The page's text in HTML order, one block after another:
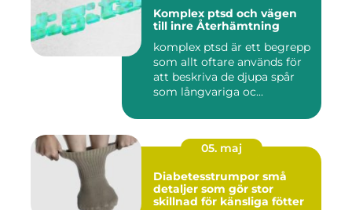
Komplex ptsd och vägen
till inre Återhämtning
komplex ptsd är ett begrepp
som allt oftare används för
att beskriva de djupa spår
som långvariga oc...
05. maj
Diabetesstrumpor små
detaljer som gör stor
skillnad för känsliga fötter